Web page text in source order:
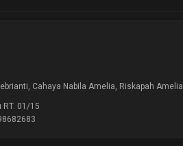
Cahaya Nabila Amelia, Riskapah Amelia
RT. 01/15